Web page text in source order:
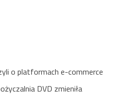
o platformach e-commerce
DVD zmieniła